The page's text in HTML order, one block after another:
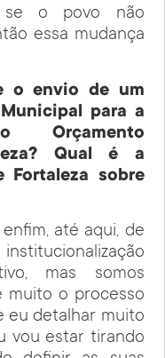
se o povo não
essa mudança
o envio de um
para a
Orçamento
Qual é a
Fortaleza sobre
até aqui, de
mas somos
muito o processo
eu detalhar muito
vou estar tirando